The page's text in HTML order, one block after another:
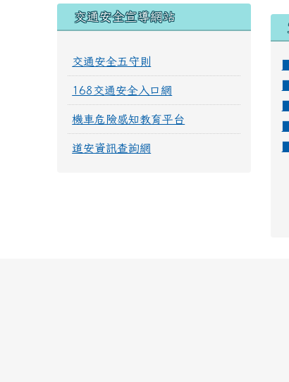
交通安全宣導網站
交通安全五守則
168交通安全入口網
機車危險感知教育平台
道安資訊查詢網